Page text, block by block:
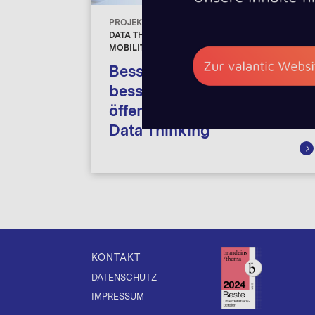
Connectivity
PROJEKTBEISPIELE
DATA THINKING, DIGITAL INNOVATION,
MOBILITY, DATA THINKING
Besseres Internet und
bessere Inhalte im
öffentlichen Verkehr durch
Data Thinking
KONTAKT
DATENSCHUTZ
IMPRESSUM